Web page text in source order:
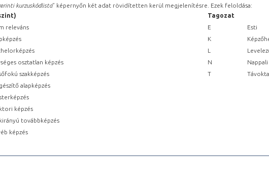
kurzuskódlista” képernyőn két adat rövidítetten kerül megjelenítésre. Ezek feloldása:
Tagozat
releváns E
Esti
K
L
osztatlan képzés N
Nappali
szakképzés T
alapképzés
képzés
továbbképzés
képzés